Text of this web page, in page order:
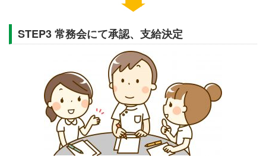
STEP3 常務会にて承認、支給決定